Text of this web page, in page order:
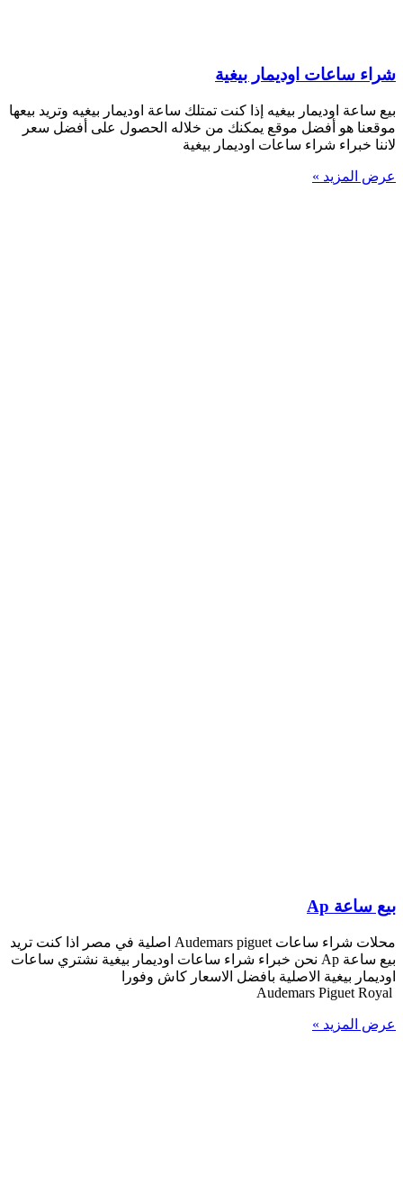
شراء ساعات اوديمار بيغية
بيع ساعة اوديمار بيغيه إذا كنت تمتلك ساعة اوديمار بيغيه وتريد بيعها
موقعنا هو أفضل موقع يمكنك من خلاله الحصول على أفضل سعر
لاننا خبراء شراء ساعات اوديمار بيغية
عرض المزيد »
بيع ساعة Ap
محلات شراء ساعات Audemars piguet اصلية في مصر اذا كنت تريد
بيع ساعة Ap نحن خبراء شراء ساعات اوديمار بيغية نشتري ساعات
اوديمار بيغية الاصلية بافضل الاسعار كاش وفورا
عرض المزيد »